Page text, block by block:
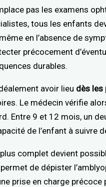
pas les examens
tous les enfants
en l’absence de
précocement
durables.
avoir lieu dès les
Le médecin vérifie
Entre 9 et 12 mois, un
de l’enfant à suivre
plus complet devient
de dépister
prise en charge